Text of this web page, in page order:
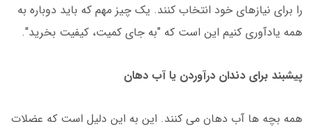
را برای نیازهای خود انتخاب کنند. یک چیز مهم که باید دوباره به
همه یادآوری کنیم این است که "به جای کمیت، کیفیت بخرید".
پیشبند برای دندان درآوردن یا آب دهان
همه بچه ها آب دهان می کنند. این به این دلیل است که عضلات